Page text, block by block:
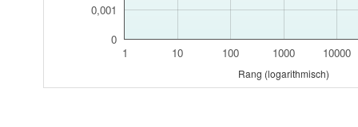
1 10 100 1000 10000
0
0,001
Rang (logarithmisch)